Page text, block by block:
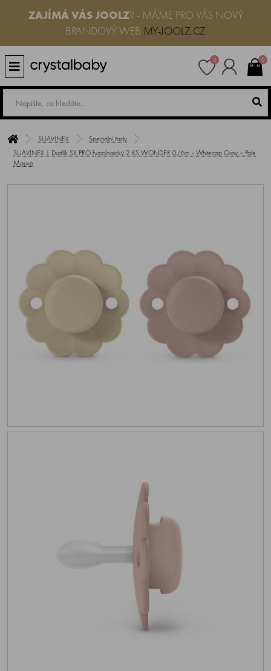
ZAJÍMÁ VÁS JOOLZ? - MÁME PRO VÁS NOVÝ
BRANDOVÝ WEB MY-JOOLZ.CZ
0 0
SUAVINEX
Speciální řady
SUAVINEX | Dudlík SX PRO fyziologický 2 KS WONDER 0/6m - Whitecap Gray + Pale
Mauve